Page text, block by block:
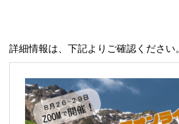
詳細情報は、下記よりご確認ください。